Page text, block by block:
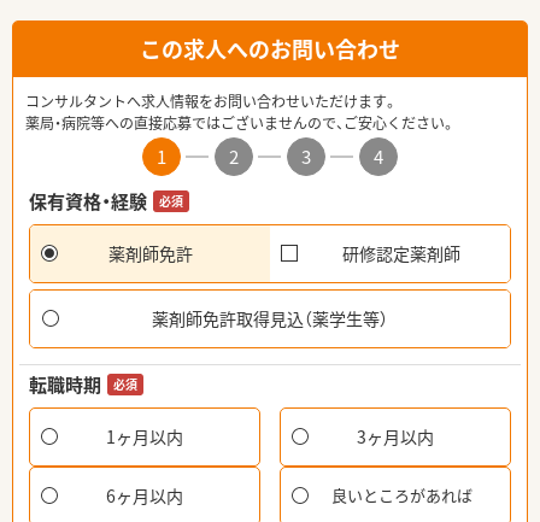
この求人へのお問い合わせ
コンサルタントへ求人情報をお問い合わせいただけます。
薬局・病院等への直接応募ではございませんので、ご安心ください。
1 2 3
4
保有資格・経験
必須
薬剤師免許 研修認定薬剤師
薬剤師免許取得見込（薬学生等）
転職時期 必須
1ヶ月以内 3ヶ月以内
6ヶ月以内 良いところがあれば